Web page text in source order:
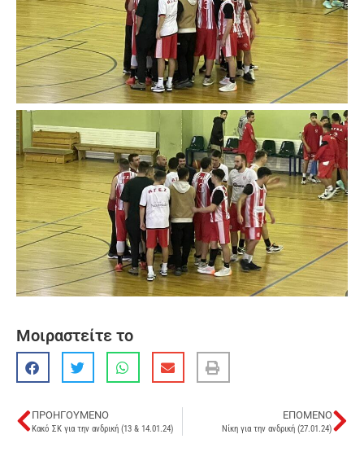
Μοιραστείτε το
ΠΡΟΗΓΟΎΜΕΝΟ
Κακό ΣΚ για την ανδρική (13 & 14.01.24)
ΕΠΌΜΕΝΟ
Νίκη για την ανδρική (27.01.24)